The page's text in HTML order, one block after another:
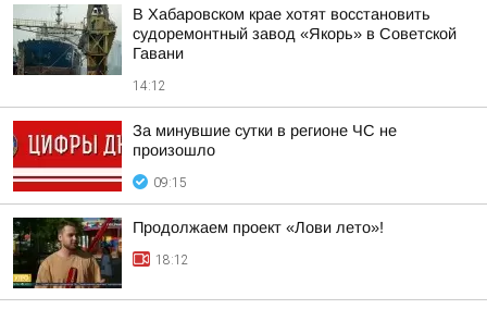
В Хабаровском крае хотят восстановить
судоремонтный завод «Якорь» в Советской
Гавани
14:12
За минувшие сутки в регионе ЧС не
произошло
09:15
Продолжаем проект «Лови лето»!
18:12